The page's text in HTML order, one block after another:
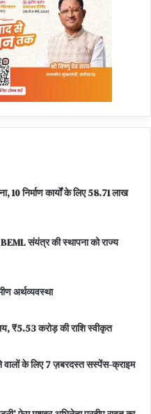
10 निर्माण कार्यों के लिए 58.71 लाख
संयंत्र की स्थापना को राज्य
अर्थव्यवस्था
₹5.53 करोड़ की राशि स्वीकृत
के लिए 7 ज़बरदस्त सस्पेंस-क्राइम